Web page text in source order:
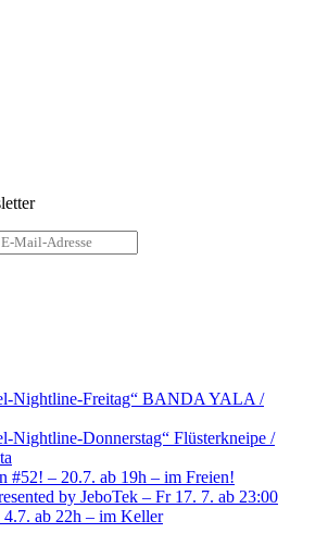
Nightline-Freitag“ BANDA YALA /
Nightline-Donnerstag“ Flüsterkneipe /
#52! – 20.7. ab 19h – im Freien!
by JeboTek – Fr 17. 7. ab 23:00
4.7. ab 22h – im Keller